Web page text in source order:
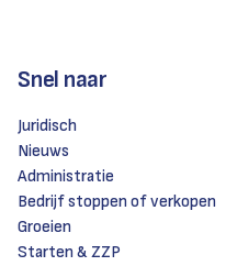
Snel naar
Juridisch
Nieuws
Administratie
Bedrijf stoppen of verkopen
Groeien
Starten & ZZP